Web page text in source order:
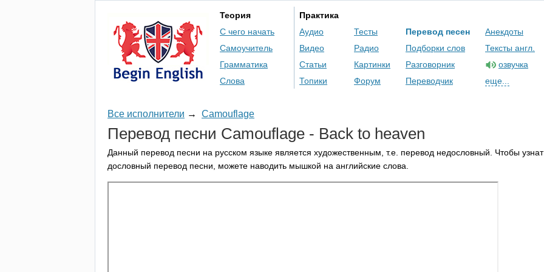
Теория
С чего начать
Самоучитель
Грамматика
Слова
Практика
Аудио
Видео
Статьи
Топики
Тесты
Радио
Картинки
Форум
Перевод песен
Подборки слов
Разговорник
Переводчик
Анекдоты
Тексты англ.
озвучка
еще...
Все исполнители → Camouflage
Перевод песни Camouflage - Back to heaven
Данный перевод песни на русском языке является художественным, т.е. перевод недословный. Чтобы
дословный перевод песни, можете наводить мышкой на английские слова.